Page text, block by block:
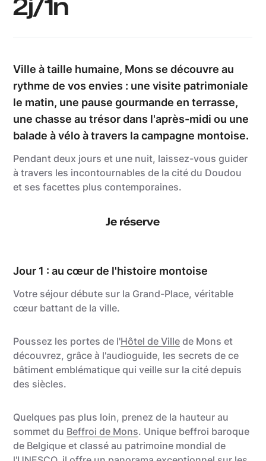
Ville à taille humaine, Mons se découvre au
rythme de vos envies : une visite patrimoniale
le matin, une pause gourmande en terrasse,
une chasse au trésor dans l'après-midi ou une
balade à vélo à travers la campagne montoise.
Pendant deux jours et une nuit, laissez-vous guider
à travers les incontournables de la cité du Doudou
et ses facettes plus contemporaines.
Je réserve
Jour 1 : au cœur de l'histoire montoise
Votre séjour débute sur la Grand-Place, véritable
cœur battant de la ville.
Poussez les portes de l'Hôtel de Ville de Mons et
découvrez, grâce à l'audioguide, les secrets de ce
bâtiment emblématique qui veille sur la cité depuis
des siècles.
Quelques pas plus loin, prenez de la hauteur au
sommet du Beffroi de Mons. Unique beffroi baroque
de Belgique et classé au patrimoine mondial de